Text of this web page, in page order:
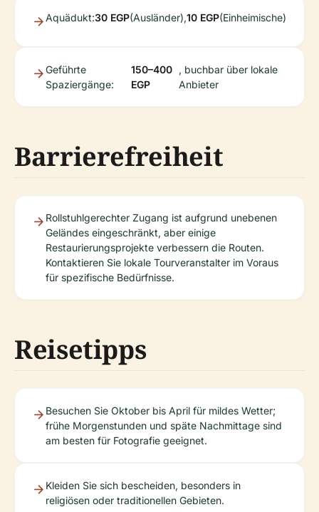
Aquädukt:30 EGP(Ausländer),10 EGP(Einheimische)
Geführte
Spaziergänge:
150–400
EGP
, buchbar über lokale
Anbieter
Barrierefreiheit
Rollstuhlgerechter Zugang ist aufgrund unebenen
Geländes eingeschränkt, aber einige
Restaurierungsprojekte verbessern die Routen.
Kontaktieren Sie lokale Tourveranstalter im Voraus
für spezifische Bedürfnisse.
Reisetipps
Besuchen Sie Oktober bis April für mildes Wetter;
frühe Morgenstunden und späte Nachmittage sind
am besten für Fotografie geeignet.
Kleiden Sie sich bescheiden, besonders in
religiösen oder traditionellen Gebieten.